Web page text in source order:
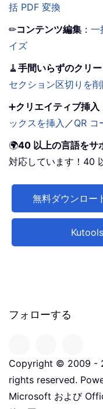
括 PDF 変換
✏コンテンツ編集 ： 一
イズ
🧹 手間いらずのクリ
セクション区切りを
➕クリエイティブ挿入
ックスを挿入 ／QR コ
🌍40 以上の言語をサ
対応しています！40
無料ダウンロー
フォローする
Copyright © 2009 -
rights reserved.
Microsoft および